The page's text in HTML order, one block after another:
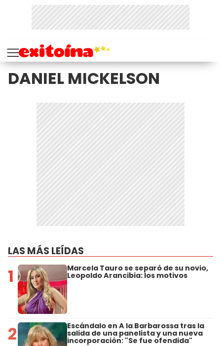
DANIEL MICKELSON
LAS MÁS LEÍDAS
1 Marcela Tauro se separó de su novio,
Leopoldo Arancibia: los motivos
2 Escándalo en A la Barbarossa tras la
salida de una panelista y una nueva
incorporación: "Se fue ofendida"